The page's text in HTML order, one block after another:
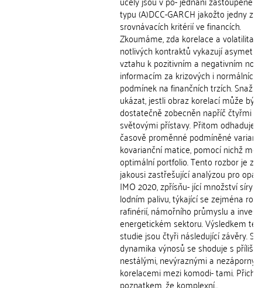
typu (A)DCC-GARCH jakožto jedny z
srovnávacích kritérií ve financích.
Zkoumáme, zda korelace a volatilita
notlivých kontraktů vykazují asymetrii
vztahu k pozitivním a negativním
informacím za krizových i normálních
podmínek na finančních trzích.
ukázat, jestli obraz korelací může být
dostatečně zobecněn napříč čtyřmi
světovými přístavy. Přitom
časově proměnné podmíněné
kovarianční matice, pomocí nichž
optimální portfolio. Tento rozbor je
jakousi zastřešující analýzou pro
IMO 2020, zpřísňu- jící množství síry v
lodním palivu, týkající se zejména
rafinérií, námořního průmyslu a
energetickém sektoru. Výsledkem
studie jsou čtyři následující závěry.
dynamika výnosů se shoduje s příliš
nestálými, nevýraznými a
korelacemi mezi komodi- tami.
poznatkem, že komplexní...